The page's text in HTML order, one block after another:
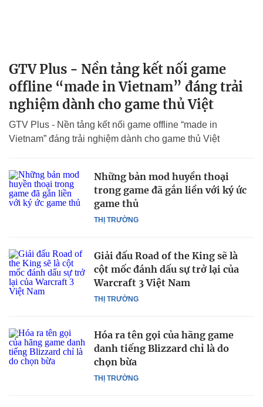
GTV Plus - Nền tảng kết nối game
offline “made in Vietnam” đáng trải
nghiệm dành cho game thủ Việt
GTV Plus - Nền tảng kết nối game offline “made in
Vietnam” đáng trải nghiệm dành cho game thủ Việt
THỊ TRƯỜNG
Những bản mod huyền thoại
trong game đã gắn liền với ký ức
game thủ
THỊ TRƯỜNG
Giải đấu Road of the King sẽ là
cột mốc đánh dấu sự trở lại của
Warcraft 3 Việt Nam
THỊ TRƯỜNG
Hóa ra tên gọi của hãng game
danh tiếng Blizzard chỉ là do
chọn bừa